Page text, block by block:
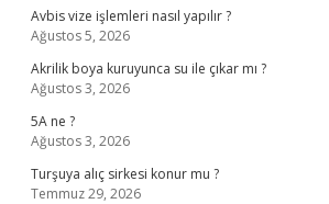
Avbis vize işlemleri nasıl yapılır ?
Ağustos 5, 2026
Akrilik boya kuruyunca su ile çıkar mı ?
Ağustos 3, 2026
5A ne ?
Ağustos 3, 2026
Turşuya alıç sirkesi konur mu ?
Temmuz 29, 2026